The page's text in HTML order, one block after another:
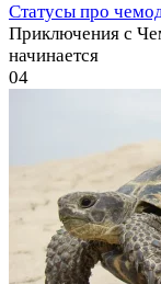
Статусы про
Приключения с
начинается
04